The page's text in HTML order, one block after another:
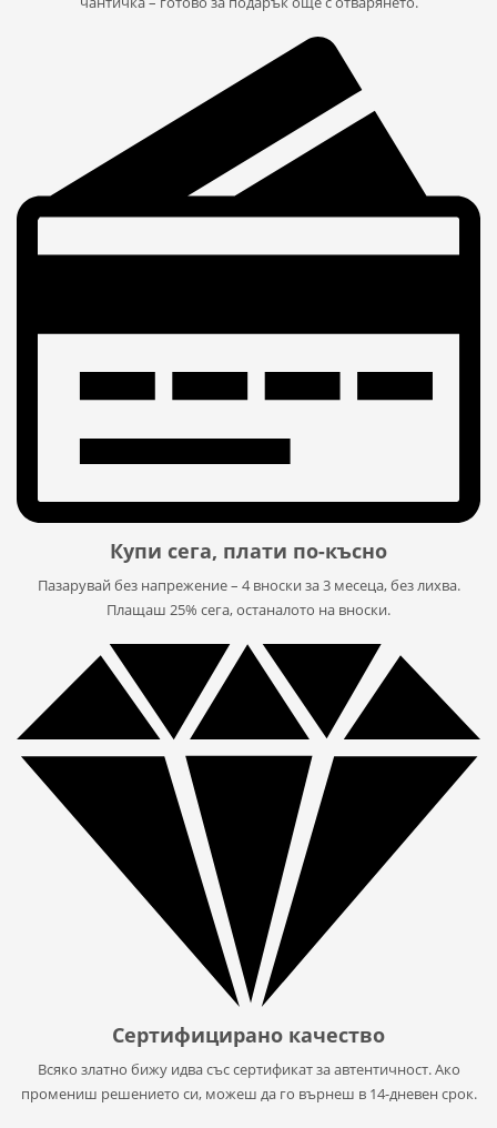
Купи сега, плати по-късно
Пазарувай без напрежение – 4 вноски за 3 месеца, без лихва.
Плащаш 25% сега, останалото на вноски.
Сертифицирано качество
Всяко златно бижу идва със сертификат за автентичност. Ако
промениш решението си, можеш да го върнеш в 14-дневен срок.